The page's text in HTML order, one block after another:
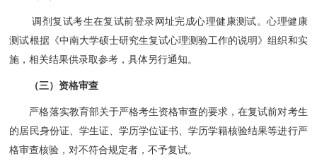
调剂复试考生在复试前登录网址完成心理健康测试。心理健康
测试根据《中南大学硕士研究生复试心理测验工作的说明》组织和实
施，相关结果供录取参考，具体另行通知。
（三）资格审查
严格落实教育部关于严格考生资格审查的要求，在复试前对考生
的居民身份证、学生证、学历学位证书、学历学籍核验结果等进行严
格审查核验，对不符合规定者，不予复试。